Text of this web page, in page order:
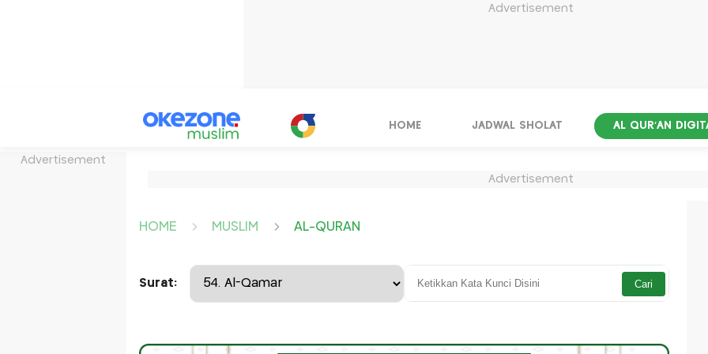
Advertisement
Advertisement
HOME JADWAL SHOLAT AL QUR'AN
Advertisement
HOME MUSLIM AL-QURAN
Surat: